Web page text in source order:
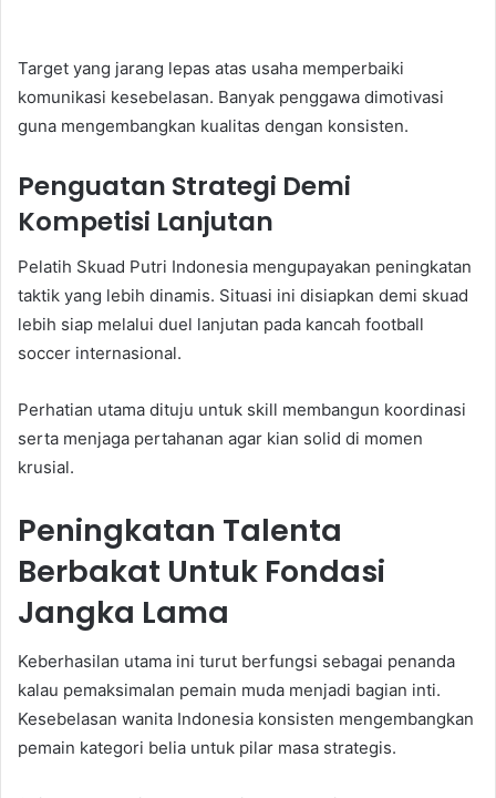
Target yang jarang lepas atas usaha memperbaiki
komunikasi kesebelasan. Banyak penggawa dimotivasi
guna mengembangkan kualitas dengan konsisten.
Penguatan Strategi Demi
Kompetisi Lanjutan
Pelatih Skuad Putri Indonesia mengupayakan peningkatan
taktik yang lebih dinamis. Situasi ini disiapkan demi skuad
lebih siap melalui duel lanjutan pada kancah football
soccer internasional.
Perhatian utama dituju untuk skill membangun koordinasi
serta menjaga pertahanan agar kian solid di momen
krusial.
Peningkatan Talenta
Berbakat Untuk Fondasi
Jangka Lama
Keberhasilan utama ini turut berfungsi sebagai penanda
kalau pemaksimalan pemain muda menjadi bagian inti.
Kesebelasan wanita Indonesia konsisten mengembangkan
pemain kategori belia untuk pilar masa strategis.